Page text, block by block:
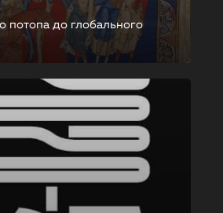
потопа до глобального